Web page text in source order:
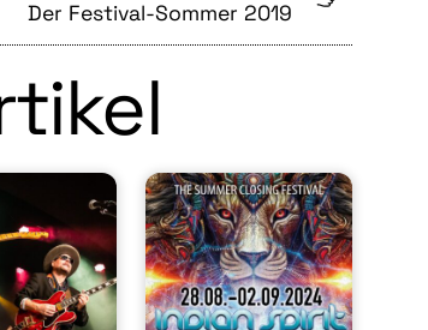
Der Festival-Sommer 2019